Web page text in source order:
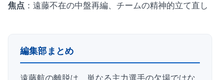
焦点 ：遠藤不在の中盤再編、チームの精神的立て直し
編集部まとめ